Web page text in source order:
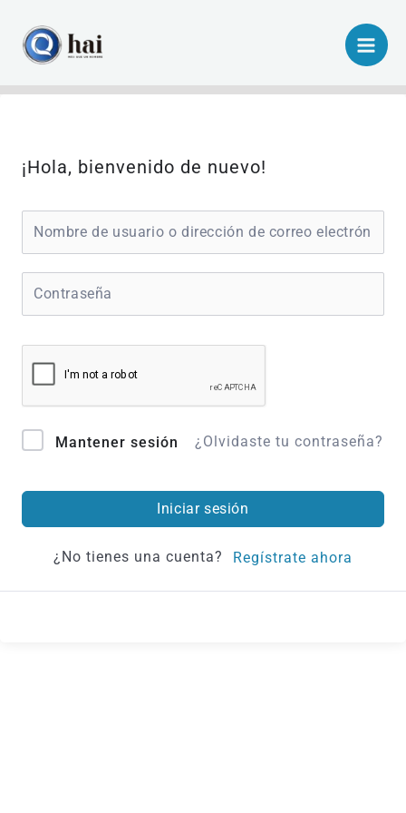
contenido
¡Hola, bienvenido de nuevo!
Mantener sesión ¿Olvidaste tu contraseña?
Iniciar sesión
¿No tienes una cuenta? Regístrate ahora